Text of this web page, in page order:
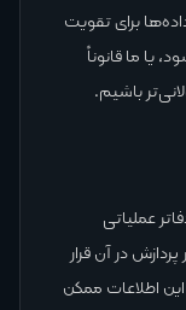
برای تقویت
یا ما قانوناً
باشیم.
عملیاتی
در آن قرار
اطلاعات ممکن